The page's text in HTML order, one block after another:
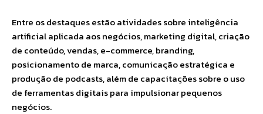
Entre os destaques estão atividades sobre inteligência
artificial aplicada aos negócios, marketing digital, criação
de conteúdo, vendas, e-commerce, branding,
posicionamento de marca, comunicação estratégica e
produção de podcasts, além de capacitações sobre o uso
de ferramentas digitais para impulsionar pequenos
negócios.